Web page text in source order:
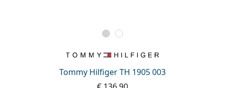
Tommy Hilfiger TH 1905 003